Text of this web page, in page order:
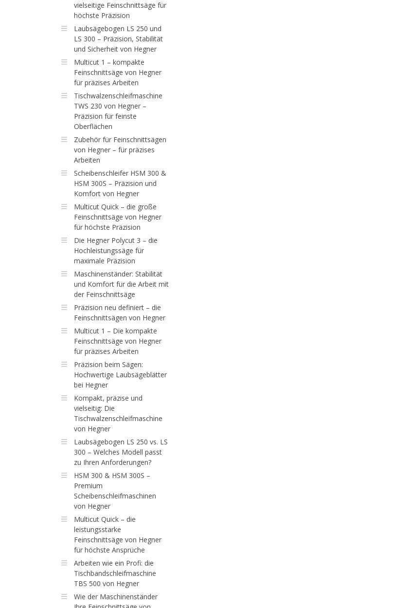
vielseitige Feinschnittsäge für
höchste Präzision
Laubsägebogen LS 250 und
LS 300 – Präzision, Stabilität
und Sicherheit von Hegner
Multicut 1 – kompakte
Feinschnittsäge von Hegner
für präzises Arbeiten
Tischwalzenschleifmaschine
TWS 230 von Hegner –
Präzision für feinste
Oberflächen
Zubehör für Feinschnittsägen
von Hegner – für präzises
Arbeiten
Scheibenschleifer HSM 300 &
HSM 300S – Präzision und
Komfort von Hegner
Multicut Quick – die große
Feinschnittsäge von Hegner
für höchste Präzision
Die Hegner Polycut 3 – die
Hochleistungssäge für
maximale Präzision
Maschinenständer: Stabilität
und Komfort für die Arbeit mit
der Feinschnittsäge
Präzision neu definiert – die
Feinschnittsägen von Hegner
Multicut 1 – Die kompakte
Feinschnittsäge von Hegner
für präzises Arbeiten
Präzision beim Sägen:
Hochwertige Laubsägeblätter
bei Hegner
Kompakt, präzise und
vielseitig: Die
Tischwalzenschleifmaschine
von Hegner
Laubsägebogen LS 250 vs. LS
300 – Welches Modell passt
zu Ihren Anforderungen?
HSM 300 & HSM 300S –
Premium
Scheibenschleifmaschinen
von Hegner
Multicut Quick – die
leistungsstarke
Feinschnittsäge von Hegner
für höchste Ansprüche
Arbeiten wie ein Profi: die
Tischbandschleifmaschine
TBS 500 von Hegner
Wie der Maschinenständer